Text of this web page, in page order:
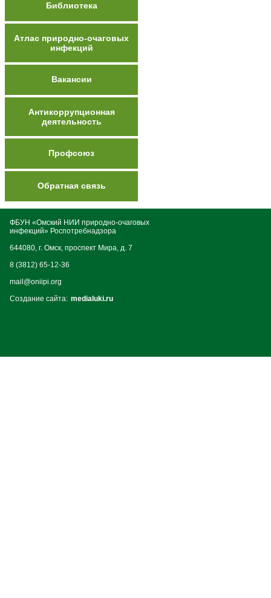
Библиотека
Атлас природно-очаговых
инфекций
Вакансии
Антикоррупционная
деятельность
Профсоюз
Обратная связь
ФБУН «Омский НИИ природно-очаговых
инфекций» Роспотребнадзора
644080, г. Омск, проспект Мира, д. 7
8 (3812) 65-12-36
mail@oniipi.org
Создание сайта: medialuki.ru